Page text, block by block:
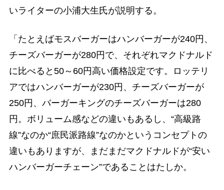
いライターの小浦大生氏が説明する。
「たとえばモスバーガーはハンバーガーが240円、
チーズバーガーが280円で、それぞれマクドナルド
に比べると50～60円高い価格設定です。ロッテリ
アではハンバーガーが230円、チーズバーガーが
250円、バーガーキングのチーズバーガーは280
円。ボリューム感などの違いもあるし、“高級路
線”なのか“庶民派路線”なのかというコンセプトの
違いもありますが、まだまだマクドナルドが“安い
ハンバーガーチェーン”であることはたしか。